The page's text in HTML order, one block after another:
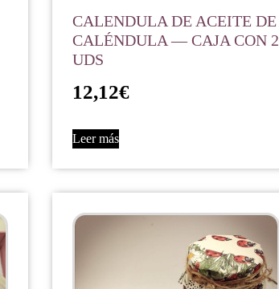
CALENDULA DE ACEITE DE
CALÉNDULA — CAJA CON 2
UDS
12,12€
Leer más